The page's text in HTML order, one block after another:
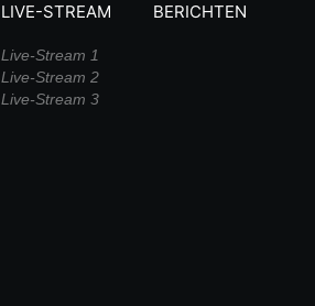
LIVE-STREAM
Live-Stream 1
Live-Stream 2
Live-Stream 3
BERICHTEN